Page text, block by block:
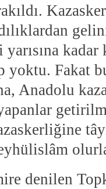
yarısına
yoktu. Fakat
Anadolu
denilen